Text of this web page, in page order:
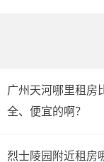
广州天河哪里租房
全、便宜的啊？
烈士陵园附近租房